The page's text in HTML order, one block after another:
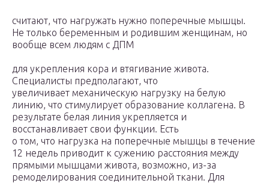
считают, что нагружать нужно поперечные мышцы.
Не только беременным и родившим женщинам, но
вообще всем людям с ДПМ
для укрепления кора и втягивание живота.
Специалисты предполагают, что
увеличивает механическую нагрузку на белую
линию, что стимулирует образование коллагена. В
результате белая линия укрепляется и
восстанавливает свои функции. Есть
о том, что нагрузка на поперечные мышцы в течение
12 недель приводит к сужению расстояния между
прямыми мышцами живота, возможно, из-за
ремоделирования соединительной ткани. Для